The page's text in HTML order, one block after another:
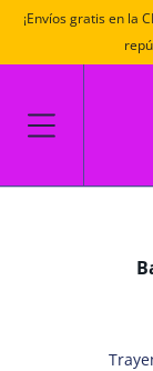
¡Envíos gratis en la